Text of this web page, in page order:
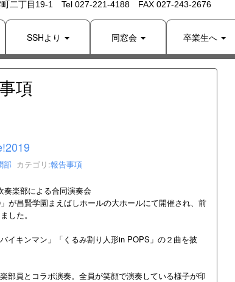
町二丁目19-1 Tel 027-221-4188 FAX 027-243-2676
SSHより 同窓会 卒業生へ
項
部カテゴリ:報告事項
奏楽部による合同演奏会
が昌賢学園まえばしホールの大ホールにて開催され、前
した。
イキンマン」「くるみ割り人形in POPS」の２曲を披
部員とコラボ演奏。全員が笑顔で演奏している様子が印